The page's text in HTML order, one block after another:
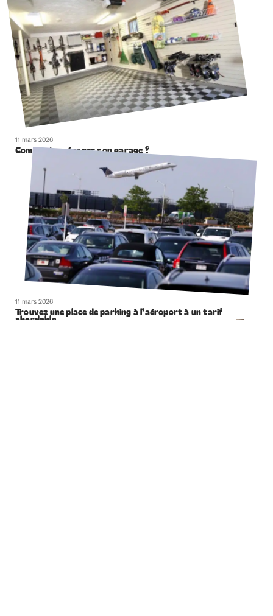
11 mars 2026
Comment aménager son garage ?
11 mars 2026
Trouvez une place de parking à l’aéroport à un tarif
abordable